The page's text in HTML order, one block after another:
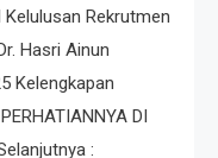
Kelulusan Rekrutmen
Hasri Ainun
Kelengkapan
DI
: